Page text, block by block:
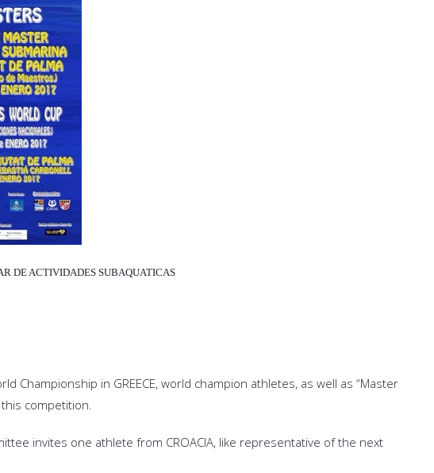
DE ACTIVIDADES SUBAQUATICAS
Championship in GREECE, world champion athletes, as well as “Master
competition.
invites one athlete from CROACIA, like representative of the next